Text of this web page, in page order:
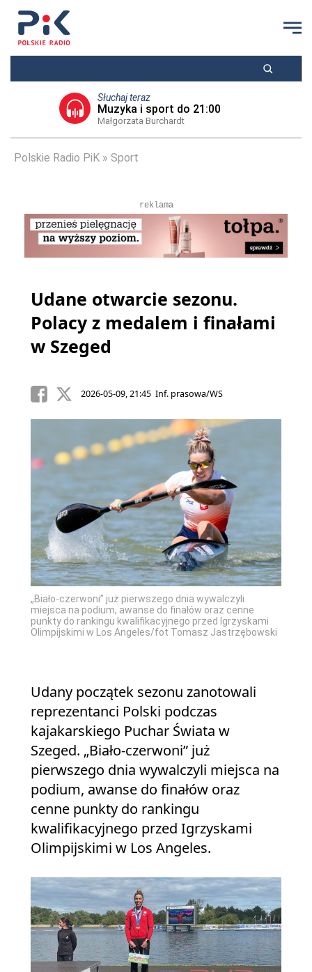
Słuchaj teraz
Muzyka i sport do 21:00
Małgorzata Burchardt
Polskie Radio PiK Sport
reklama
Udane otwarcie sezonu.
Polacy z medalem i finałami
w Szeged
2026-05-09, 21:45 Inf. prasowa/WS
„Biało-czerwoni” już pierwszego dnia wywalczyli
miejsca na podium, awanse do finałów oraz cenne
punkty do rankingu kwalifikacyjnego przed Igrzyskami
Olimpijskimi w Los Angeles/fot Tomasz Jastrzębowski
Udany początek sezonu zanotowali
reprezentanci Polski podczas
kajakarskiego Puchar Świata w
Szeged. „Biało-czerwoni” już
pierwszego dnia wywalczyli miejsca na
podium, awanse do finałów oraz
cenne punkty do rankingu
kwalifikacyjnego przed Igrzyskami
Olimpijskimi w Los Angeles.